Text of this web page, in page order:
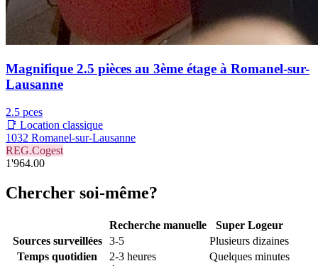
Magnifique 2.5 pièces au 3ème étage à Romanel-sur-
Lausanne
2.5 pces
📑 Location classique
1032 Romanel-sur-Lausanne
REG.Cogest
1'964.00
Chercher soi-même?
Recherche manuelle
Super Logeur
Sources surveillées
3-5
Plusieurs dizaines
Temps quotidien
2-3 heures
Quelques minutes